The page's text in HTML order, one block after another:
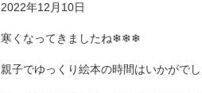
2022年12月10日
寒くなってきましたね❄❄❄
親子でゆっくり絵本の時間はいかがで